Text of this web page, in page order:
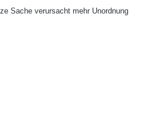
Sache verursacht mehr Unordnung